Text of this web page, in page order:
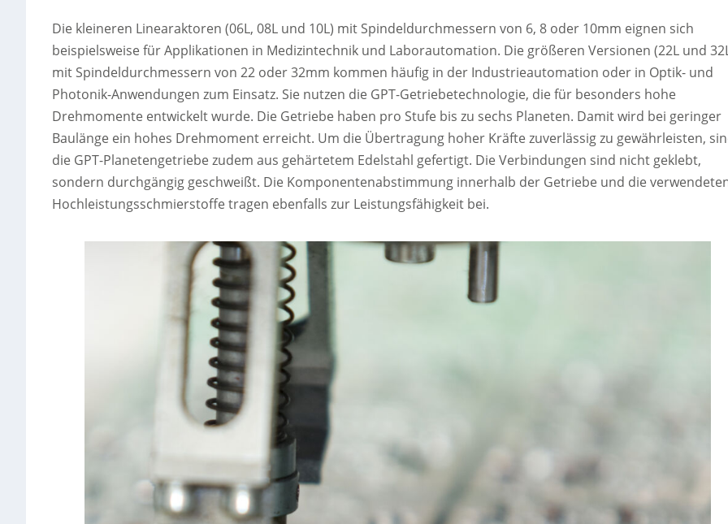
Die kleineren Linearaktoren (06L, 08L und 10L) mit Spindeldurchmessern von 6, 8 oder 10mm eignen sich
beispielsweise für Applikationen in Medizintechnik und Laborautomation. Die größeren Versionen (22L und
mit Spindeldurchmessern von 22 oder 32mm kommen häufig in der Industrieautomation oder in Optik- und
Photonik-Anwendungen zum Einsatz. Sie nutzen die GPT-Getriebetechnologie, die für besonders hohe
Drehmomente entwickelt wurde. Die Getriebe haben pro Stufe bis zu sechs Planeten. Damit wird bei geringer
Baulänge ein hohes Drehmoment erreicht. Um die Übertragung hoher Kräfte zuverlässig zu gewährleisten,
die GPT-Planetengetriebe zudem aus gehärtetem Edelstahl gefertigt. Die Verbindungen sind nicht geklebt,
sondern durchgängig geschweißt. Die Komponentenabstimmung innerhalb der Getriebe und die
Hochleistungsschmierstoffe tragen ebenfalls zur Leistungsfähigkeit bei.